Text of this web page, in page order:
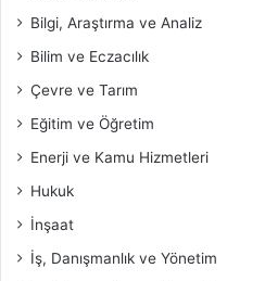
Bilgi, Araştırma ve Analiz
Bilim ve Eczacılık
Çevre ve Tarım
Eğitim ve Öğretim
Enerji ve Kamu Hizmetleri
Hukuk
İnşaat
İş, Danışmanlık ve Yönetim